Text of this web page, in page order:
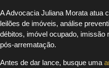
A Advocacia Juliana Morata atua
leilões de imóveis, análise
débitos, imóvel ocupado, imissão
pós-arrematação.
Antes de dar lance, busque uma